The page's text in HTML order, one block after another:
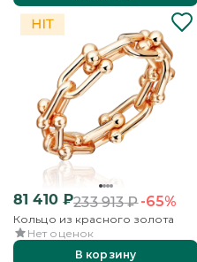
81 410₽233 913₽-65%
Кольцо из красного золота
Нет оценок
В корзину